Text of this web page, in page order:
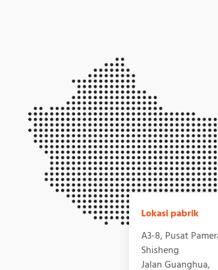
Lokasi pabrik
A3-8, Pusat
Shisheng
Jalan Guanghua,